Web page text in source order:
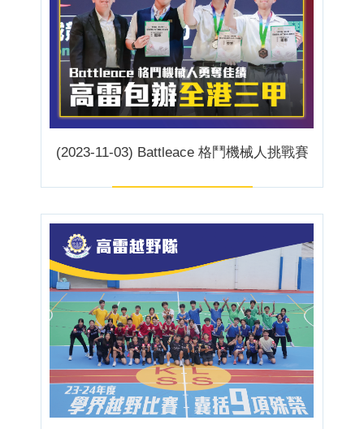
(2023-11-03) Battleace 格鬥機械人挑戰賽